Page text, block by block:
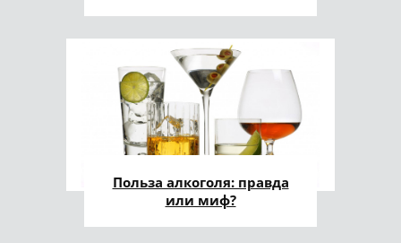
Польза алкоголя: правда
или миф?